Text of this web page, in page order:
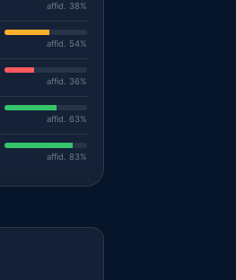
affid. 38%
affid. 54%
affid. 36%
affid. 63%
affid. 83%